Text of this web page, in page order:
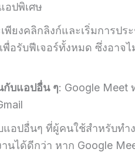
อปพิเศษ
พียงคลิกลิงก์และเริ่มการป
อรับฟีเจอร์ทั้งหมด ซึ่งอาจไ
กับแอปอื่น ๆ: Google Meet
แอปอื่นๆ ที่ผู้คนใช้สำหรับทำ
นได้ดีกว่า หาก Google